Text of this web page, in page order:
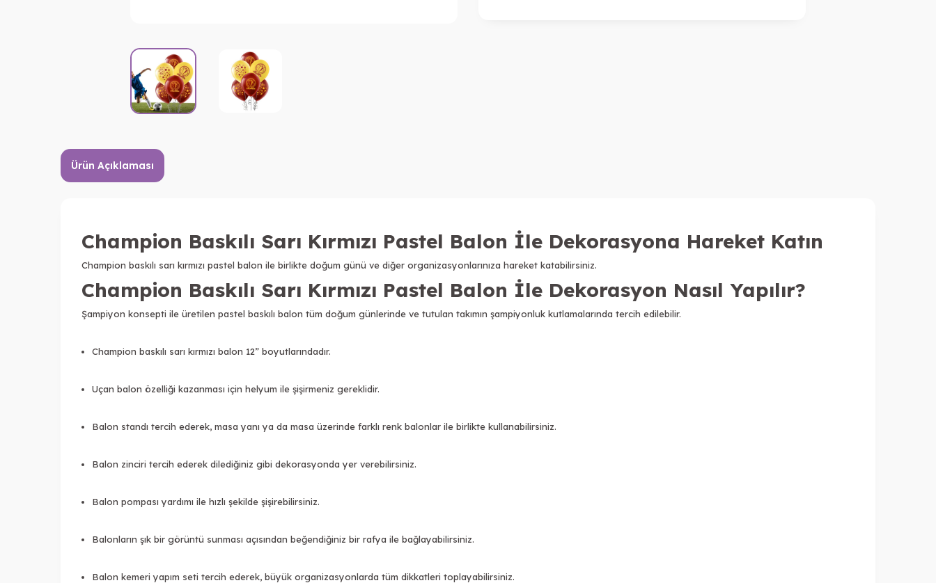
Ürün Açıklaması
Champion Baskılı Sarı Kırmızı Pastel Balon İle Dekorasyona Hareket Katın
Champion baskılı sarı kırmızı pastel balon ile birlikte doğum günü ve diğer organizasyonlarınıza hareket katabilirsiniz.
Champion Baskılı Sarı Kırmızı Pastel Balon İle Dekorasyon Nasıl Yapılır?
Şampiyon konsepti ile üretilen pastel baskılı balon tüm doğum günlerinde ve tutulan takımın şampiyonluk kutlamalarında tercih edilebilir.
Champion baskılı sarı kırmızı balon 12” boyutlarındadır.
Uçan balon özelliği kazanması için helyum ile şişirmeniz gereklidir.
Balon standı tercih ederek, masa yanı ya da masa üzerinde farklı renk balonlar ile birlikte kullanabilirsiniz.
Balon zinciri tercih ederek dilediğiniz gibi dekorasyonda yer verebilirsiniz.
Balon pompası yardımı ile hızlı şekilde şişirebilirsiniz.
Balonların şık bir görüntü sunması açısından beğendiğiniz bir rafya ile bağlayabilirsiniz.
Balon kemeri yapım seti tercih ederek, büyük organizasyonlarda tüm dikkatleri toplayabilirsiniz.